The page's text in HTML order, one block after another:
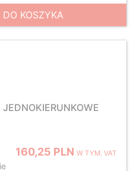
KOSZYKA
JEDNOKIERUNKOWE
160,25 PLNW TYM. VAT